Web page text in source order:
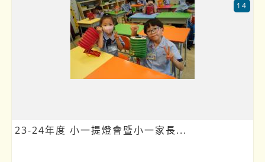
23-24年度 小一提燈會暨小一家長...
14